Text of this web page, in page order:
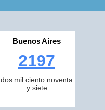
Buenos Aires
2197
dos mil ciento noventa
y siete